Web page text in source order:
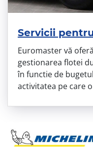
Servicii
Euromaster vă
gestionarea flotei
în functie de
activitatea pe care